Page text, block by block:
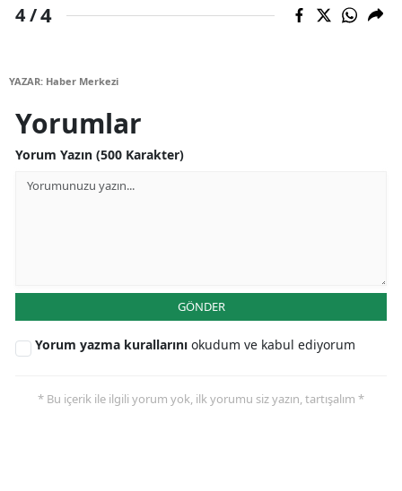
Bartın
4 /4
YAZAR: Haber Merkezi
Yorumlar
Yorum Yazın (500 Karakter)
GÖNDER
Yorum yazma kurallarını okudum ve kabul ediyorum
* Bu içerik ile ilgili yorum yok, ilk yorumu siz yazın, tartışalım *